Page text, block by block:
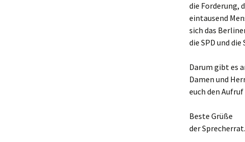
die Forderung,
eintausend
sich das
die SPD und
Darum gibt es
Damen und
euch den
Beste Grüße
der Sprecherrat.